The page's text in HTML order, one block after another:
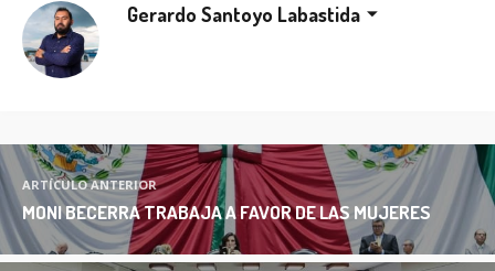
Gerardo Santoyo Labastida
ARTÍCULO ANTERIOR
MONI BECERRA TRABAJA A FAVOR DE LAS MUJERES